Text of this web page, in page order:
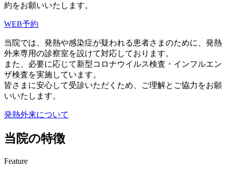
約をお願いいたします。
WEB予約
当院では、発熱や感染症が疑われる患者さまのために、発熱
外来専用の診察室を設けて対応しております。
また、必要に応じて新型コロナウイルス検査・インフルエン
ザ検査を実施しています。
皆さまに安心して受診いただくため、ご理解とご協力をお願
いいたします。
発熱外来について
当院の特徴
Feature